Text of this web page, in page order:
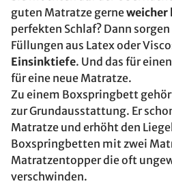
guten Matratze gerneweicher
perfekten Schlaf? Dann
Füllungen aus Latex oder
Einsinktiefe. Und das für
für eine neue Matratze.
Zu einem Boxspringbett
zur Grundausstattung. Er
Matratze und erhöht den
Boxspringbetten mit zwei
Matratzentopper die oft
verschwinden.